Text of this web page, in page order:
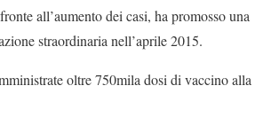
all’aumento dei casi, ha promosso una
straordinaria nell’aprile 2015.
oltre 750mila dosi di vaccino alla